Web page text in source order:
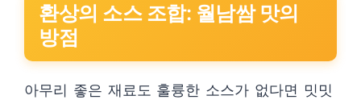
환상의 소스 조합: 월남쌈 맛의
방점
아무리 좋은 재료도 훌륭한 소스가 없다면 밋밋